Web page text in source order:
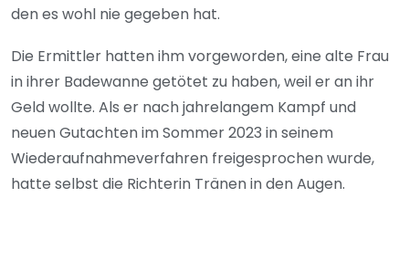
den es wohl nie gegeben hat.
Die Ermittler hatten ihm vorgeworden, eine alte Frau
in ihrer Badewanne getötet zu haben, weil er an ihr
Geld wollte. Als er nach jahrelangem Kampf und
neuen Gutachten im Sommer 2023 in seinem
Wiederaufnahmeverfahren freigesprochen wurde,
hatte selbst die Richterin Tränen in den Augen.